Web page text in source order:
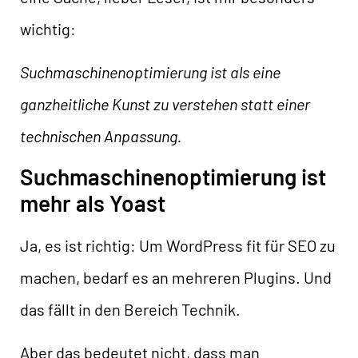
wichtig:
Suchmaschinenoptimierung ist als eine
ganzheitliche Kunst zu verstehen statt einer
technischen Anpassung.
Suchmaschinenoptimierung ist
mehr als Yoast
Ja, es ist richtig: Um WordPress fit für SEO zu
machen, bedarf es an mehreren Plugins. Und
das fällt in den Bereich Technik.
Aber das bedeutet nicht, dass man